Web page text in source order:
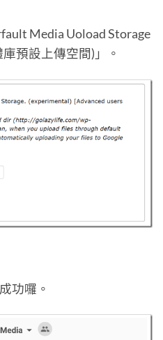
Media Uoload Storage
預設上傳空間)」。
功囉。